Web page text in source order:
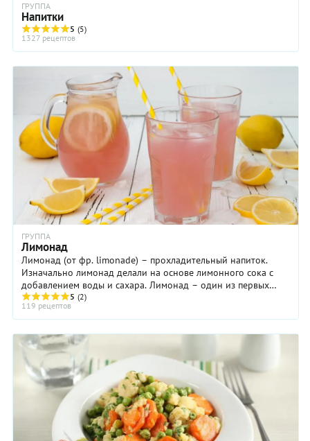
ГРУППА
Напитки
5 (5)
1327 рецептов
ГРУППА
Лимонад
Лимонад (от фр. limonade) – прохладительный напиток.
Изначально лимонад делали на основе лимонного сока с
добавлением воды и сахара. Лимонад – один из первых
напитков, который стали производить ...
5 (2)
119 рецептов